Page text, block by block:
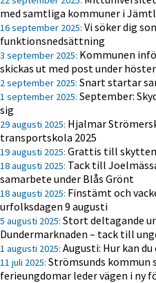
med samtliga kommuner i
16 september 2025: Vi söker dig
funktionsnedsättning
3 september 2025: Kommunen
skickas ut med post under
2 september 2025: Snart startar
1 september 2025: September:
sig
29 augusti 2025: Hjalmar
transportskola 2025
19 augusti 2025: Grattis till
18 augusti 2025: Tack till
samarbete under Blås Grönt
18 augusti 2025: Finstämt och
urfolksdagen 9 augusti
5 augusti 2025: Stort deltagande
Dundermarknaden – tack till
1 augusti 2025: Augusti: Hur kan
11 juli 2025: Strömsunds kommun
ferieungdomar leder vägen i ny